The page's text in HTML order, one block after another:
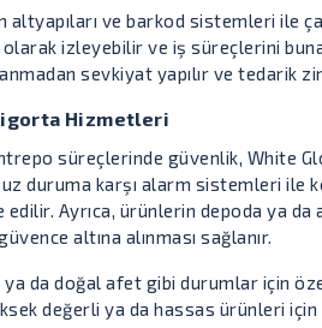
altyapıları ve barkod sistemleri ile
olarak izleyebilir ve iş süreçlerini
sevkiyat yapılır ve tedarik
Hizmetleri
süreçlerinde güvenlik, White
duruma karşı alarm sistemleri ile
Ayrıca, ürünlerin depoda ya
altına alınması sağlanır.
ya da doğal afet gibi durumlar için
değerli ya da hassas ürünleri